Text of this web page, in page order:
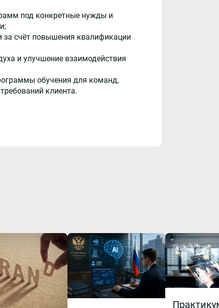
под конкретные нужды и
за счёт повышения квалификации
и улучшение взаимодействия
обучения для команд,
клиента.